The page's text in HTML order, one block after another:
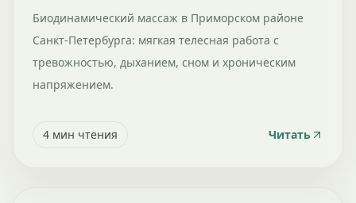
Биодинамический массаж в Приморском районе
Санкт-Петербурга: мягкая телесная работа с
тревожностью, дыханием, сном и хроническим
напряжением.
4 мин чтения Читать